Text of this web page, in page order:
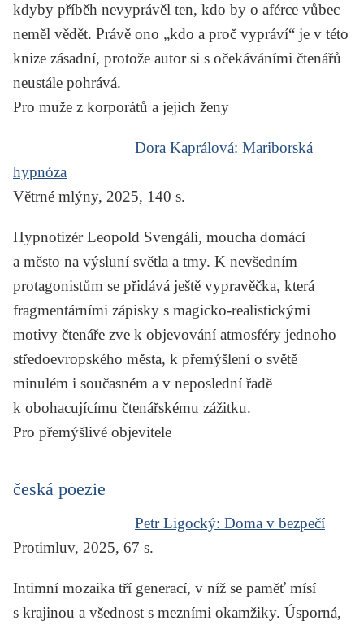
kdyby příběh nevyprávěl ten, kdo by o aférce vůbec
neměl vědět. Právě ono „kdo a proč vypráví“ je v této
knize zásadní, protože autor si s očekáváními čtenářů
neustále pohrává.
Pro muže z korporátů a jejich ženy
Dora Kaprálová: Mariborská
hypnóza
Větrné mlýny, 2025, 140 s.
Hypnotizér Leopold Svengáli, moucha domácí
a město na výsluní světla a tmy. K nevšedním
protagonistům se přidává ještě vypravěčka, která
fragmentárními zápisky s magicko-realistickými
motivy čtenáře zve k objevování atmosféry jednoho
středoevropského města, k přemýšlení o světě
minulém i současném a v neposlední řadě
k obohacujícímu čtenářskému zážitku.
Pro přemýšlivé objevitele
česká poezie
Petr Ligocký: Doma v bezpečí
Protimluv, 2025, 67 s.
Intimní mozaika tří generací, v níž se paměť mísí
s krajinou a všednost s mezními okamžiky. Úsporná,